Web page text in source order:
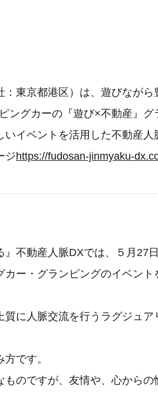
：東京都港区）は、遊びなが
ングカーの『遊び×不動産』
いイベントを活用した不動産
ジhttps://fudosan-jinmyaku-
』不動産人脈DXでは、５月27
ー・グランピングのイベント
に人脈交流を行うラグジュア
です。
ものですが、友情や、心から